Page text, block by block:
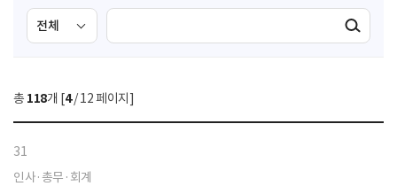
검
색
선
택
색
검색실행
총 118개 [4/ 12 페이지]
31
인사·총무·회계